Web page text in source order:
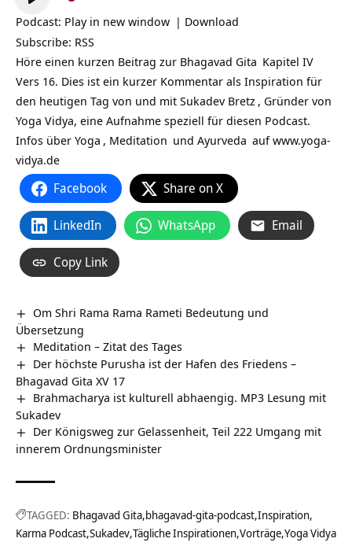
Player
Podcast: Play in new window | Download
Subscribe: RSS
Höre einen kurzen Beitrag zur Bhagavad Gita Kapitel IV
Vers 16. Dies ist ein kurzer Kommentar als Inspiration für
den heutigen Tag von und mit Sukadev Bretz , Gründer von
Yoga Vidya, eine Aufnahme speziell für diesen Podcast.
Infos über Yoga , Meditation und Ayurveda aufwww.yoga-
vidya.de
Facebook Share on X
LinkedIn WhatsApp Email
Copy Link
Om Shri Rama Rama Rameti Bedeutung und
Übersetzung
Meditation – Zitat des Tages
Der höchste Purusha ist der Hafen des Friedens –
Bhagavad Gita XV 17
Brahmacharya ist kulturell abhaengig. MP3 Lesung mit
Sukadev
Der Königsweg zur Gelassenheit, Teil 222 Umgang mit
innerem Ordnungsminister
TAGGED: Bhagavad Gita bhagavad-gita-podcast Inspiration
Karma Podcast Sukadev Tägliche Inspirationen Vorträge Yoga Vidya